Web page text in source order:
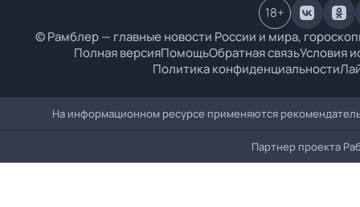
© Рамблер — главные новости России и мира,
Полная версияПомощьОбратная связьУсловия
Политика конфиденциальности
18+
На информационном ресурсе применяются
Партнер проекта